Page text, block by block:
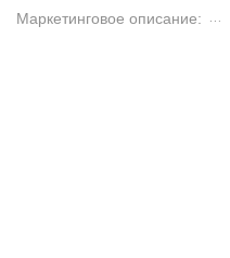
Маркетинговое описание: